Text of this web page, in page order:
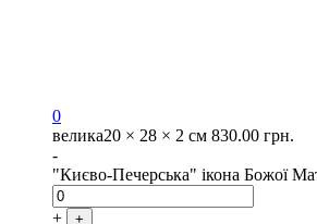
0
велика20 × 28 × 2 см 830.00 грн.
-
"Києво-Печерська" ікона Божої
+ +